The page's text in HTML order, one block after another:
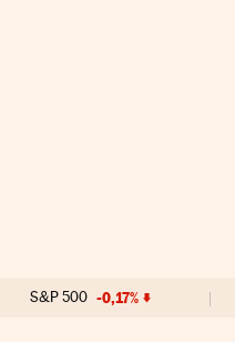
S&P 500 -0,17%